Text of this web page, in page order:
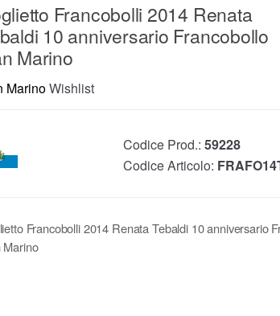
Francobolli 2014 Renata
10 anniversario Francobollo
Marino
MarinoWishlist
Codice Prod.: 59228
Codice Articolo:
Francobolli 2014 Renata Tebaldi 10 anniversario
Marino